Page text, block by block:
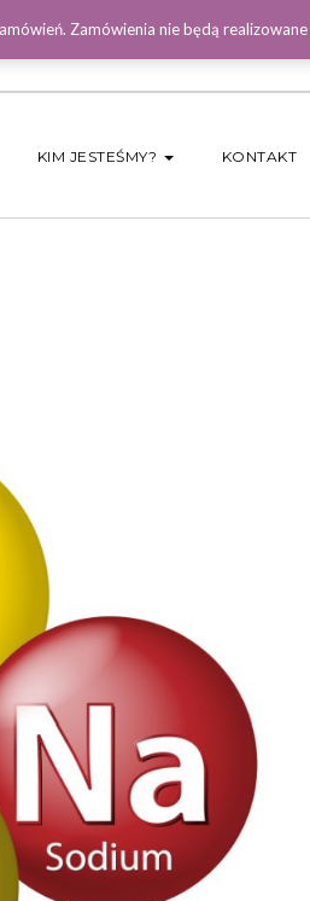
KIM JESTEŚMY? KONTAKT
Zamówienia nie będą realizowane